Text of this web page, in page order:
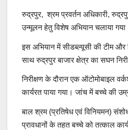
रुद्रपुर, श्रम प्रवर्तन अधिकारी,
उन्मूलन हेतु विशेष अभियान चलाया
इस अभियान में सीडब्ल्यूसी की टीम और
साथ रुद्रपुर बाजार क्षेत्र का सघन
निरीक्षण के दौरान एक ऑटोमोबाइल
कार्यरत पाया गया। जांच में बच्चे की
बाल श्रम (प्रतिषेध एवं विनियमन)
प्रावधानों के तहत बच्चे को तत्काल